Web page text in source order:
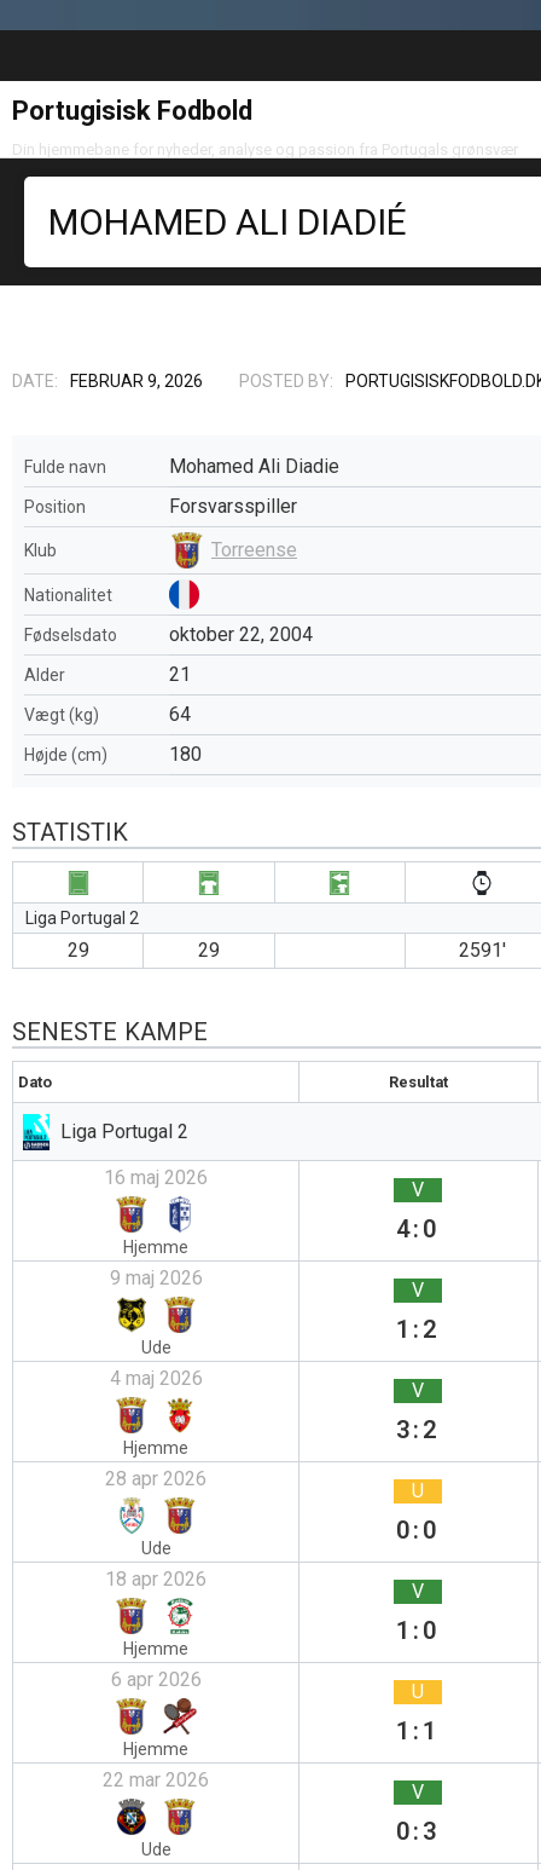
Portugisisk Fodbold
Din hjemmebane for nyheder, analyse og passion fra Portugals grønsvær
MOHAMED ALI DIADIÉ
DATE: FEBRUAR 9, 2026 POSTED BY:
Fulde navn Mohamed Ali Diadie
Position Forsvarsspiller
Klub Torreense
Nationalitet
Fødselsdato oktober 22, 2004
Alder 21
Vægt (kg) 64
Højde (cm) 180
STATISTIK
Liga Portugal 2
29 29 2591′
SENESTE KAMPE
Dato Resultat
Liga Portugal 2
16 maj 2026
Hjemme
V
4:0
9 maj 2026
Ude
V
1:2
4 maj 2026
Hjemme
V
3:2
28 apr 2026
Ude
U
0:0
18 apr 2026
Hjemme
V
1:0
6 apr 2026
Hjemme
U
1:1
22 mar 2026
Ude
V
0:3